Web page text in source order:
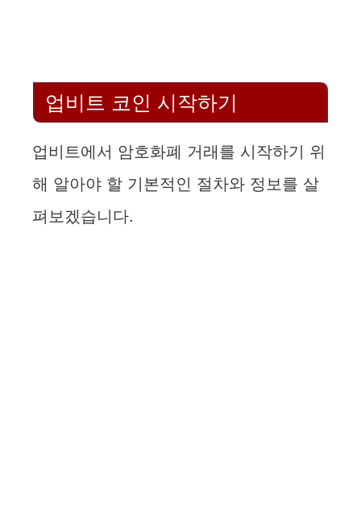
업비트 코인 시작하기
업비트에서 암호화폐 거래를 시작하기 위
해 알아야 할 기본적인 절차와 정보를 살
펴보겠습니다.